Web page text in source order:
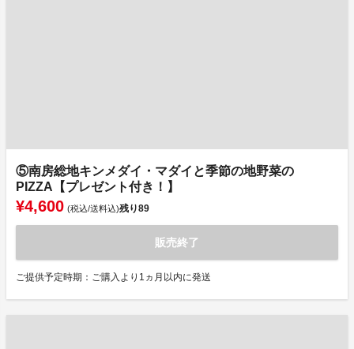
⑤南房総地キンメダイ・マダイと季節の地野菜の
PIZZA【プレゼント付き！】
¥4,600 (税込/送料込)残り89
販売終了
ご提供予定時期：ご購入より1ヵ月以内に発送